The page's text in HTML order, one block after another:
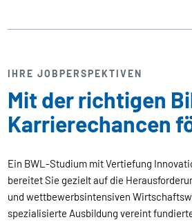
IHRE JOBPERSPEKTIVEN
Mit der richtigen
Karrierechancen
Ein BWL-Studium mit Vertiefung
bereitet Sie gezielt auf die
und wettbewerbsintensiven
spezialisierte Ausbildung vereint